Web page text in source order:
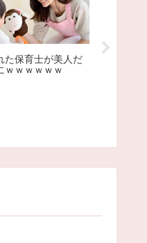
た保育士が美人だ
ｗｗｗｗｗｗ
【福岡】